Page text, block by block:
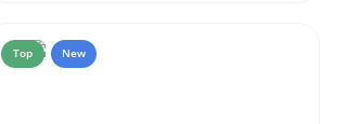
Top New